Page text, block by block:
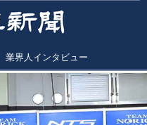
業界人インタビュー